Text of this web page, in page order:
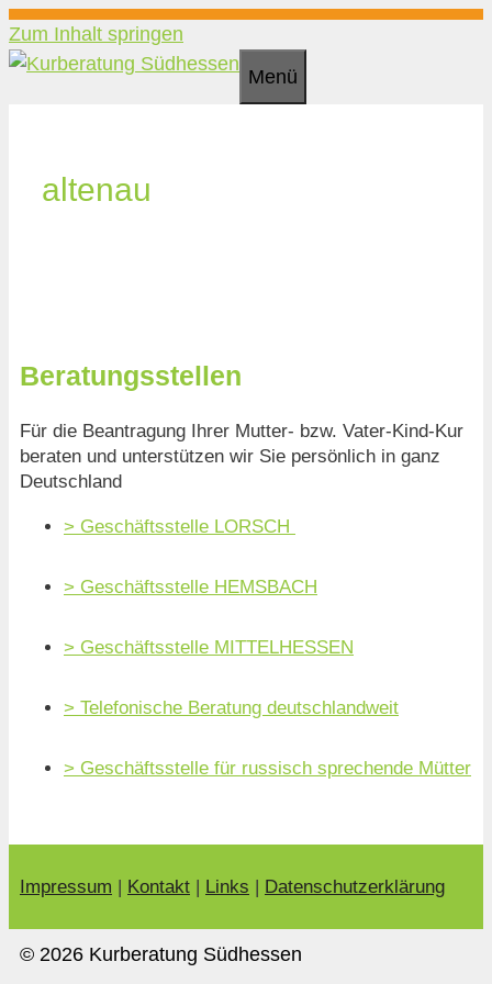
Zum Inhalt springen
Menü
altenau
Beratungsstellen
Für die Beantragung Ihrer Mutter- bzw. Vater-Kind-Kur
beraten und unterstützen wir Sie persönlich in ganz
Deutschland
> Geschäftsstelle LORSCH
> Geschäftsstelle HEMSBACH
> Geschäftsstelle MITTELHESSEN
> Telefonische Beratung deutschlandweit
> Geschäftsstelle für russisch sprechende Mütter
Impressum Kontakt Links Datenschutzerklärung
© 2026 Kurberatung Südhessen